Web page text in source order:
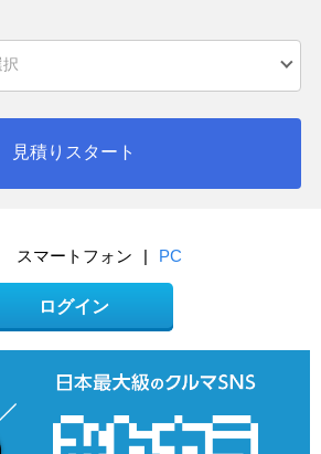
見積りスタート
スマートフォン | PC
ログイン